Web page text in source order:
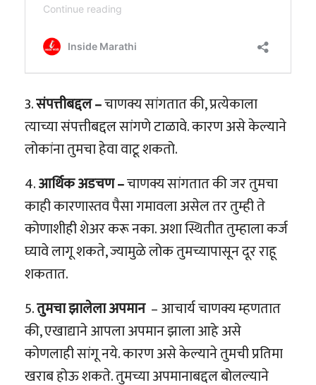
3.संपत्तीबद्दल –चाणक्य सांगतात की, प्रत्येकाला
त्याच्या संपत्तीबद्दल सांगणे टाळावे. कारण असे केल्याने
लोकांना तुमचा हेवा वाटू शकतो.
4.आर्थिक अडचण –चाणक्य सांगतात की जर तुमचा
काही कारणास्तव पैसा गमावला असेल तर तुम्ही ते
कोणाशीही शेअर करू नका. अशा स्थितीत तुम्हाला कर्ज
घ्यावे लागू शकते, ज्यामुळे लोक तुमच्यापासून दूर राहू
शकतात.
5.तुमचा झालेला अपमान– आचार्य चाणक्य म्हणतात
की, एखाद्याने आपला अपमान झाला आहे असे
कोणलाही सांगू नये. कारण असे केल्याने तुमची प्रतिमा
खराब होऊ शकते. तुमच्या अपमानाबद्दल बोलल्याने